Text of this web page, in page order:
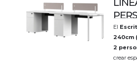
El
240cm
2
crear